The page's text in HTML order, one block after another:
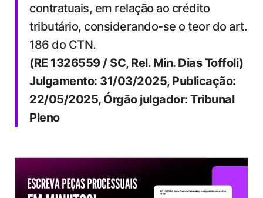
contratuais, em relação ao crédito
tributário, considerando-se o teor do art.
186 do CTN.
(RE 1326559 / SC, Rel. Min. Dias Toffoli)
Julgamento: 31/03/2025, Publicação:
22/05/2025, Órgão julgador: Tribunal
Pleno